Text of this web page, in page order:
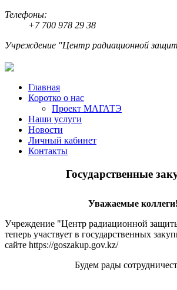
Телефоны:
+7 700 978 29 38
Учреждение "Центр радиационной
Главная
Коротко о нас
Проект МАГАТЭ
Наши услуги
Новости
Личный кабинет
Контакты
Государственные
Уважаемые коллеги!
Учреждение "Центр радиационной
теперь участвует в государственных
сайте https://goszakup.gov.kz/
Будем рады